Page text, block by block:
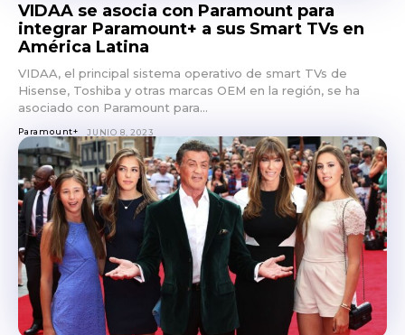
VIDAA se asocia con Paramount para
integrar Paramount+ a sus Smart TVs en
América Latina
VIDAA, el principal sistema operativo de smart TVs de
Hisense, Toshiba y otras marcas OEM en la región, se ha
asociado con Paramount para...
Paramount+ JUNIO 8, 2023